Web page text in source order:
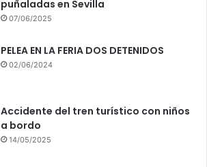
puñaladas en Sevilla
07/06/2025
PELEA EN LA FERIA DOS DETENIDOS
02/06/2024
Accidente del tren turístico con niños
a bordo
14/05/2025